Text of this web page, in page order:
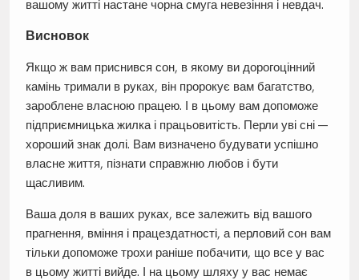
вашому житті настане чорна смуга невезіння і невдач.
Висновок
Якщо ж вам приснився сон, в якому ви дорогоцінний
камінь тримали в руках, він пророкує вам багатство,
зароблене власною працею. І в цьому вам допоможе
підприємницька жилка і працьовитість. Перли уві сні —
хороший знак долі. Вам визначено будувати успішно
власне життя, пізнати справжню любов і бути
щасливим.
Ваша доля в ваших руках, все залежить від вашого
прагнення, вміння і працездатності, а перловий сон вам
тільки допоможе трохи раніше побачити, що все у вас
в цьому житті вийде. І на цьому шляху у вас немає